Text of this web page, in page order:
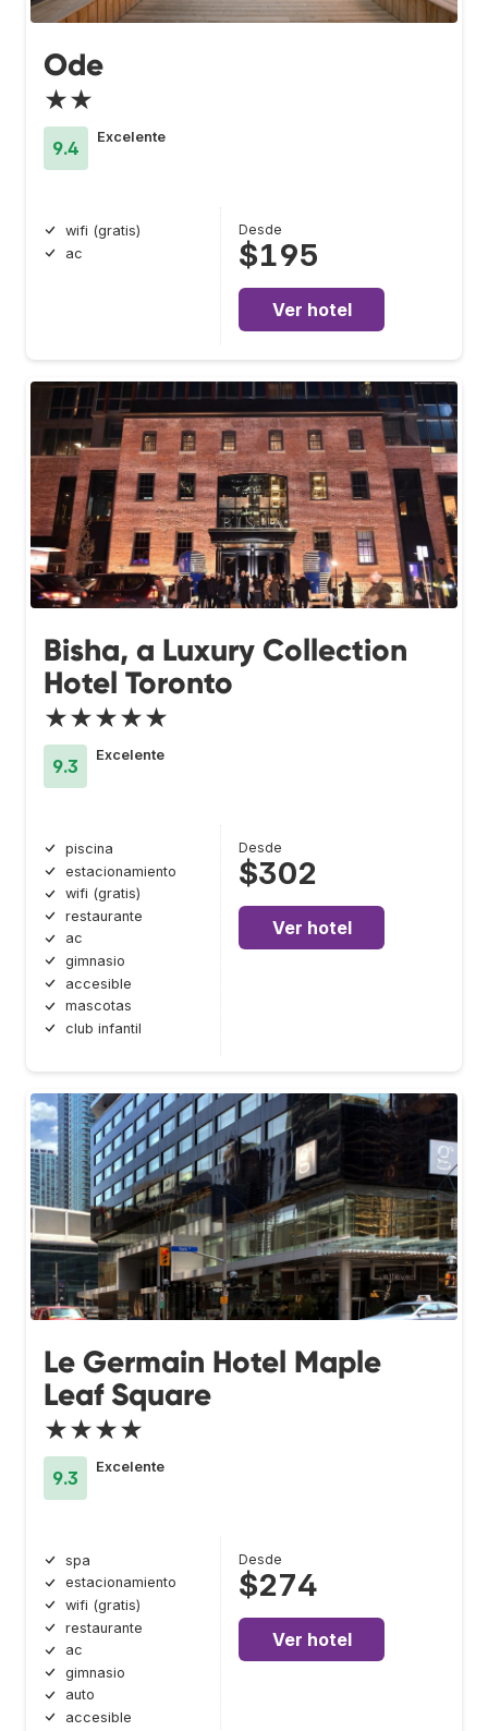
Ode
★★
9.4
Excelente
wifi (gratis)
ac
Desde
$195
Ver hotel
Bisha, a Luxury Collection
Hotel Toronto
★★★★★
9.3
Excelente
piscina
estacionamiento
wifi (gratis)
restaurante
ac
gimnasio
accesible
mascotas
club infantil
Desde
$302
Ver hotel
Le Germain Hotel Maple
Leaf Square
★★★★
9.3
Excelente
spa
estacionamiento
wifi (gratis)
restaurante
ac
gimnasio
auto
accesible
Desde
$274
Ver hotel